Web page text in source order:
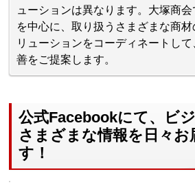
ューションは異なります。大塚商会
を中心に、取り扱うさまざまな商
リューションをコーディネートし
善をご提案します。
公式Facebookにて、ビ
さまざまな情報を日々お
す！